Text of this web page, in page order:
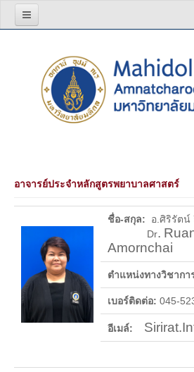
เกี่ยวกับเรา
โครงสร้างองค์กร
สีประจำมหาวิทยาลัย
อาจารย์
บุคลากรสายสนับสนุน
รายงานประจำปี
รายงานประจำปี 2557
อาจารย์ประจำหลักสูตรพยาบาลศาสตร์
ชื่อ-สกุล: อ.ศิริรัตน์
Dr.
Amornchai
ตำแหน่งทางวิชากา
เบอร์ติดต่อ: 045-
อีเมล์: Sirirat.In